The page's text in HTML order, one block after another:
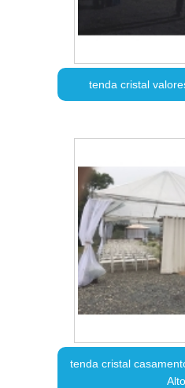
tenda cristal
tenda cristal
Alto